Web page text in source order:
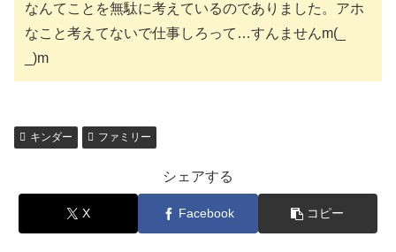
なんてことを無駄に考えているのでありました。アホ
なこと考えてないで仕事しろって…すんませんm(_
_)m
キンダー ファミリー
シェアする
X Facebook コピー